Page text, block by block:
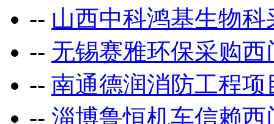
-- 山西中科鸿基生物
-- 无锡赛雅环保采购
-- 南通德润消防工程项
-- 淄博鲁恒机车信赖西